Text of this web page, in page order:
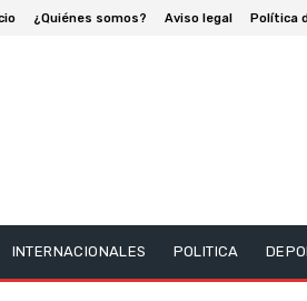
¿Quiénes somos? Aviso legal Política
INTERNACIONALES POLITICA